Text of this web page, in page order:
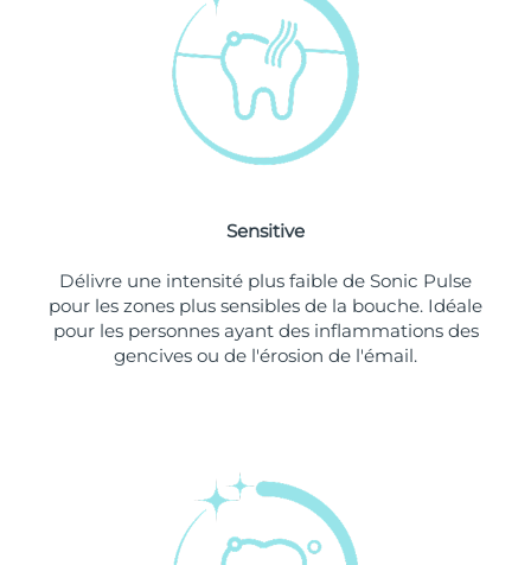
Sensitive
Délivre une intensité plus faible de Sonic Pulse
pour les zones plus sensibles de la bouche. Idéale
pour les personnes ayant des inflammations des
gencives ou de l'érosion de l'émail.
Livraison estimée
Livraison estimée
Livraison estimée
Livraison estimée
Espagne Livraison estimée 8/9/26
Livraison estimée
Livraison estimée